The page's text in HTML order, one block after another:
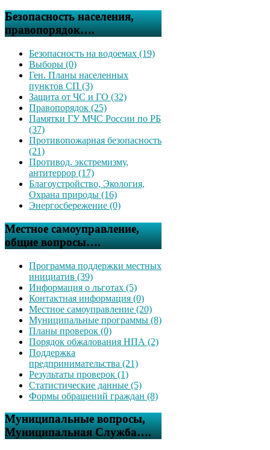
Безопасность населения,
правопорядок….
Безопасность на водоемах (19)
Выборы (0)
Ген. Планы населенных
пунктов СП (3)
Защита от ЧС и ГО (32)
Правопорядок (25)
Памятки ГУ МЧС России по РБ
(37)
Противопожарная безопасность
(21)
Противод. экстремизму,
антитеррор (17)
Благоустройство, Экология,
Охрана природы (16)
Энергосбережение (0)
Местное самоуправление,
общие вопросы….
Программа поддержки местных
инициатив (39)
Информация о льготах (5)
Контактная информация (0)
Местное самоуправление (20)
Муниципальные программы (8)
Планы проверок (0)
Порядок обжалования НПА (2)
Поддержка
предпринимательства (21)
Результаты проверок (1)
Статистические данные (5)
Формы обращений граждан (8)
Муниципальные вопросы,
Муниципальная Служба….